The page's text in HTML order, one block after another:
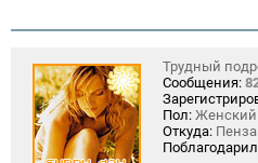
Трудный
Сообщения:
Пол: Женский
Откуда: Пенза